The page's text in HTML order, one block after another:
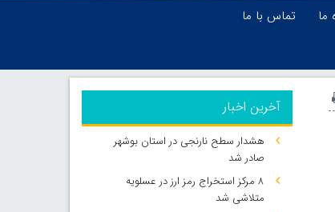
ما
تماس با ما
آخرین اخبار
هشدار سطح نارنجی در استان بوشهر
صادر شد
۸ مرکز استخراج رمز ارز در عسلویه
متلاشی شد